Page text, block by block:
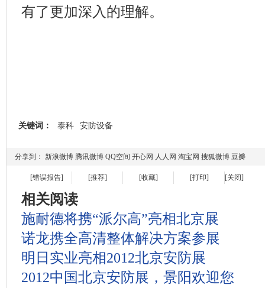
有了更加深入的理解。
关键词： 泰科 安防设备
分享到： 新浪微博 腾讯微博 QQ空间 开心网 人人网 淘宝网 搜狐微博 豆瓣
[错误报告] [推荐] [收藏] [打印] [关闭]
相关阅读
施耐德将携“派尔高”亮相北京展
诺龙携全高清整体解决方案参展
明日实业亮相2012北京安防展
2012中国北京安防展，景阳欢迎您